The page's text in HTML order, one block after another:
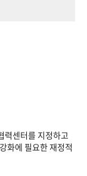
력센터를 지정하고
화에 필요한 재정적